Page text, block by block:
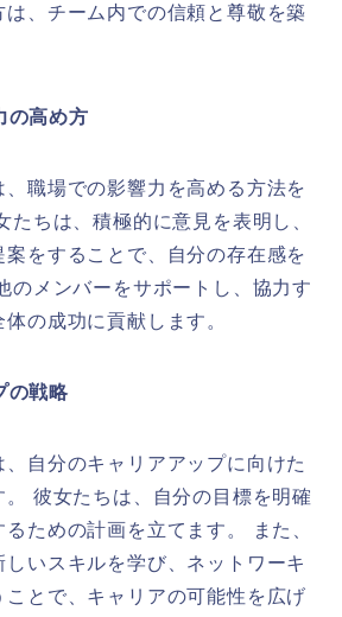
は、チーム内での信頼と尊敬を築
の高め方
職場での影響力を高める方法を
たちは、積極的に意見を表明し、
をすることで、自分の存在感を
のメンバーをサポートし、協力す
の成功に貢献します。
の戦略
自分のキャリアアップに向けた
彼女たちは、自分の目標を明確
ための計画を立てます。 また、
しいスキルを学び、ネットワーキ
ことで、キャリアの可能性を広げ